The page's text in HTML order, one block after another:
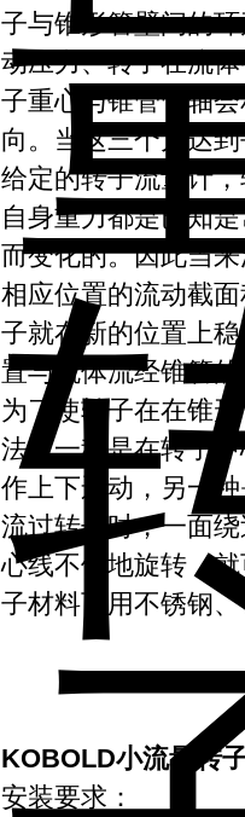
子与锥形管壁间的
动压力、转子在流
子重心与锥管管轴
向。当这三个力达
给定的转子流量计
自身重力都是已知
而变化的。因此当
相应位置的流动截
子就在新的位置上
置与流体流经锥管
为了使转子在在锥
法：一种是在转子
作上下运动，另一
流过转子时，一面
心线不停地旋转，
子材料可用不锈钢
KOBOLD小流量转
安装要求：